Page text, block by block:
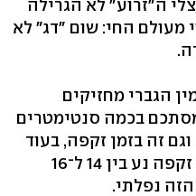
ה"זרוע" לא הגרילה
מעולם החי: שום "דג" לא
מבני המין הגברי מחזיקים
מסתכם בכמה סנטימטרים
זה בזמן זקפה, בעוד
אורכו הממוצע של פין במצב זקפה נע בין 14 ל־16
נפלתי.